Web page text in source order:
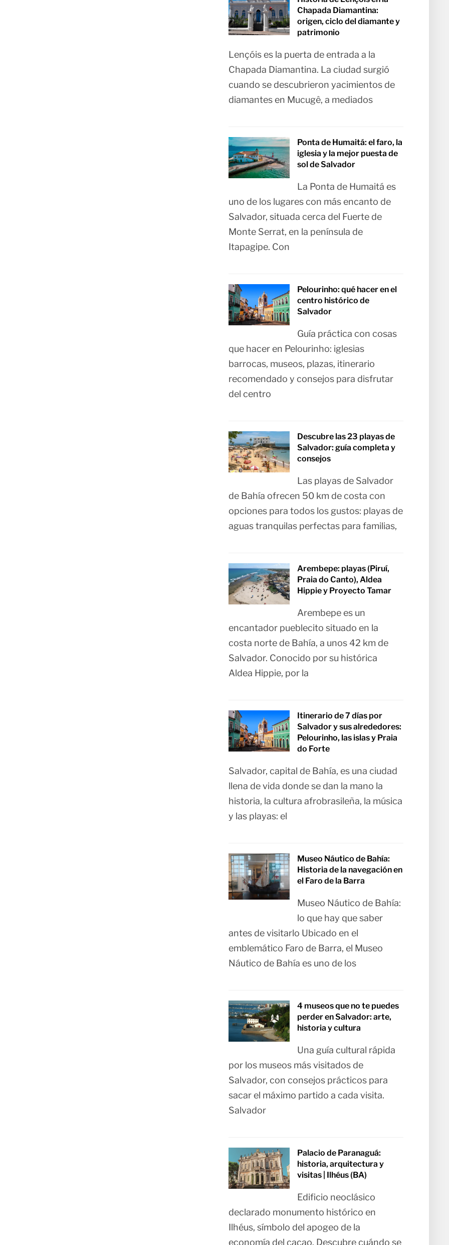
Chapada Diamantina:
origen, ciclo del diamante y
patrimonio
Lençóis es la puerta de entrada a la
Chapada Diamantina. La ciudad surgió
cuando se descubrieron yacimientos de
diamantes en Mucugê, a mediados
Ponta de Humaitá: el faro, la
iglesia y la mejor puesta de
sol de Salvador
La Ponta de Humaitá es
uno de los lugares con más encanto de
Salvador, situada cerca del Fuerte de
Monte Serrat, en la península de
Itapagipe. Con
Pelourinho: qué hacer en el
centro histórico de
Salvador
Guía práctica con cosas
que hacer en Pelourinho: iglesias
barrocas, museos, plazas, itinerario
recomendado y consejos para disfrutar
del centro
Descubre las 23 playas de
Salvador: guía completa y
consejos
Las playas de Salvador
de Bahía ofrecen 50 km de costa con
opciones para todos los gustos: playas de
aguas tranquilas perfectas para familias,
Arembepe: playas (Piruí,
Praia do Canto), Aldea
Hippie y Proyecto Tamar
Arembepe es un
encantador pueblecito situado en la
costa norte de Bahía, a unos 42 km de
Salvador. Conocido por su histórica
Aldea Hippie, por la
Itinerario de 7 días por
Salvador y sus alrededores:
Pelourinho, las islas y Praia
do Forte
Salvador, capital de Bahía, es una ciudad
llena de vida donde se dan la mano la
historia, la cultura afrobrasileña, la música
y las playas: el
Museo Náutico de Bahía:
Historia de la navegación en
el Faro de la Barra
Museo Náutico de Bahía:
lo que hay que saber
antes de visitarlo Ubicado en el
emblemático Faro de Barra, el Museo
Náutico de Bahía es uno de los
4 museos que no te puedes
perder en Salvador: arte,
historia y cultura
Una guía cultural rápida
por los museos más visitados de
Salvador, con consejos prácticos para
sacar el máximo partido a cada visita.
Salvador
Palacio de Paranaguá:
historia, arquitectura y
visitas | Ilhéus (BA)
Edificio neoclásico
declarado monumento histórico en
Ilhéus, símbolo del apogeo de la
economía del cacao. Descubre cuándo se